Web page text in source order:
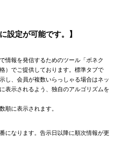
設定が可能です。】
情報を発信するためのツール「ボネク
）でご提供しております。標準タブで
し、会員が複数いらっしゃる場合はネッ
表示されるよう、独自のアルゴリズムを
順に表示されます。
になります。告示日以降に順次情報が更